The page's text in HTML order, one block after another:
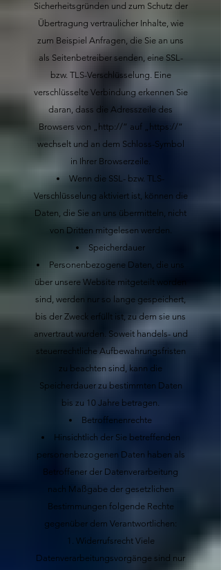
Sicherheitsgründen und zum Schutz der
Übertragung vertraulicher Inhalte, wie
zum Beispiel Anfragen, die Sie an uns
als Seitenbetreiber senden, eine SSL-
bzw. TLS-Verschlüsselung. Eine
verschlüsselte Verbindung erkennen Sie
daran, dass die Adresszeile des
Browsers von „http://” auf „https://”
wechselt und an dem Schloss-Symbol
in Ihrer Browserzeile.
Wenn die SSL- bzw. TLS-
Verschlüsselung aktiviert ist, können die
Daten, die Sie an uns übermitteln, nicht
von Dritten mitgelesen werden.
Speicherdauer
Personenbezogene Daten, die uns
über unsere Website mitgeteilt worden
sind, werden nur so lange gespeichert,
bis der Zweck erfüllt ist, zu dem sie uns
anvertraut wurden. Soweit handels- und
steuerrechtliche Aufbewahrungsfristen
zu beachten sind, kann die
Speicherdauer zu bestimmten Daten
bis zu 10 Jahre betragen.
Betroffenenrechte
Hinsichtlich der Sie betreffenden
personenbezogenen Daten haben als
Betroffener der Datenverarbeitung
nach Maßgabe der gesetzlichen
Bestimmungen folgende Rechte
gegenüber dem Verantwortlichen:
Widerrufsrecht Viele
Datenverarbeitungsvorgänge sind nur